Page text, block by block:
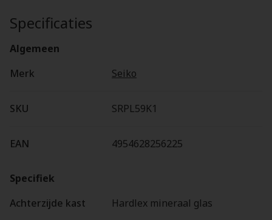
Specificaties
Algemeen
Merk
Seiko
SKU SRPL59K1
EAN 4954628256225
Specifiek
Achterzijde kast
Hardlex mineraal glas